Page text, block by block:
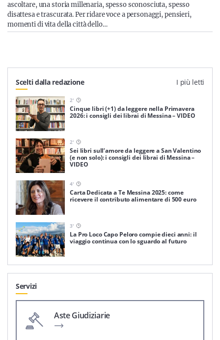
ascoltare, una storia millenaria, spesso sconosciuta, spesso
disattesa e trascurata. Per ridare voce a personaggi, pensieri,
momenti di vita della città dello…
Scelti dalla redazione I più letti
2'
Cinque libri (+1) da leggere nella Primavera
2026: i consigli dei librai di Messina – VIDEO
2'
Sei libri sull’amore da leggere a San Valentino
(e non solo): i consigli dei librai di Messina –
VIDEO
4'
Carta Dedicata a Te Messina 2025: come
ricevere il contributo alimentare di 500 euro
3'
La Pro Loco Capo Peloro compie dieci anni: il
viaggio continua con lo sguardo al futuro
Servizi
Aste Giudiziarie